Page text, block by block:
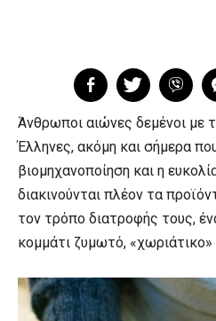
Άνθρωποι αιώνες δεμένοι με
Έλληνες, ακόμη και σήμερα
βιομηχανοποίηση και η
διακινούνται πλέον τα
τον τρόπο διατροφής τους,
κομμάτι ζυμωτό,